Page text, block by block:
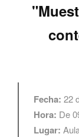
Fecha: 22
Hora: De
Lugar: